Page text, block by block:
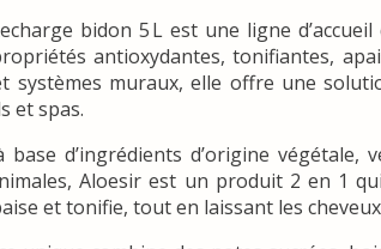
bidon 5 L est une ligne
antioxydantes, tonifiantes,
systèmes muraux, elle offre une
et spas.
base d’ingrédients d’origine
Aloesir est un produit 2 en 1
et tonifie, tout en laissant les